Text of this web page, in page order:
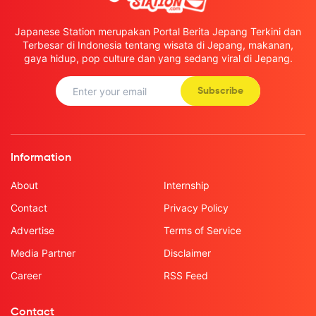
Japanese Station merupakan Portal Berita Jepang Terkini dan
Terbesar di Indonesia tentang wisata di Jepang, makanan,
gaya hidup, pop culture dan yang sedang viral di Jepang.
Subscribe
Information
About
Contact
Advertise
Media Partner
Career
Internship
Privacy Policy
Terms of Service
Disclaimer
RSS Feed
Contact